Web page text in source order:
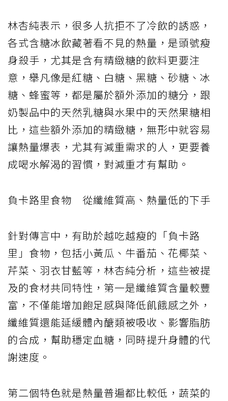
林杏純表示，很多人抗拒不了冷飲的誘惑，
各式含糖冰飲藏著看不見的熱量，是頭號瘦
身殺手，尤其是含有精緻糖的飲料更要注
意，舉凡像是紅糖、白糖、黑糖、砂糖、冰
糖、蜂蜜等，都是屬於額外添加的糖分，跟
奶製品中的天然乳糖與水果中的天然果糖相
比，這些額外添加的精緻糖，無形中就容易
讓熱量爆表，尤其有減重需求的人，更要養
成喝水解渴的習慣，對減重才有幫助。
負卡路里食物 從纖維質高、熱量低的下手
針對傳言中，有助於越吃越瘦的「負卡路
里」食物，包括小黃瓜、牛番茄、花椰菜、
芹菜、羽衣甘藍等，林杏純分析，這些被提
及的食材共同特性，第一是纖維質含量較豐
富，不僅能增加飽足感與降低飢餓感之外，
纖維質還能延緩體內醣類被吸收、影響脂肪
的合成，幫助穩定血糖，同時提升身體的代
謝速度。
第二個特色就是熱量普遍都比較低，蔬菜的